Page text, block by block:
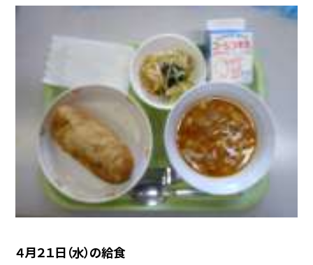
４月２１日（水）の給食